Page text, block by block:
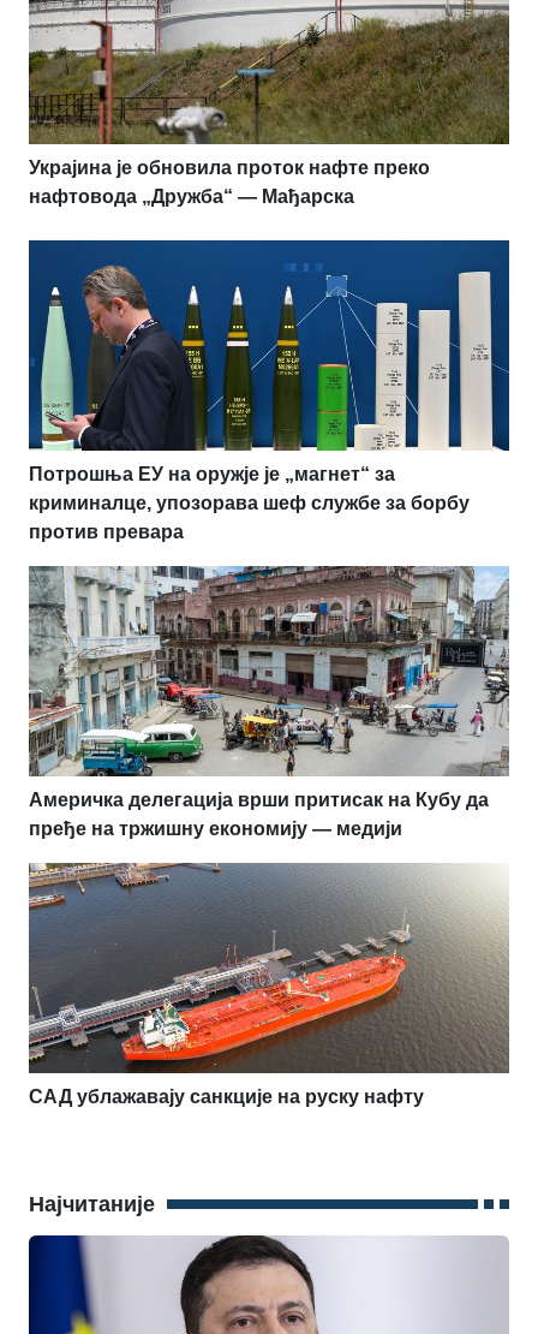
Украјина је обновила проток нафте преко
нафтовода „Дружба“ — Мађарска
Потрошња ЕУ на оружје је „магнет“ за
криминалце, упозорава шеф службе за борбу
против превара
Америчка делегација врши притисак на Кубу да
пређе на тржишну економију — медији
САД ублажавају санкције на руску нафту
Најчитаније